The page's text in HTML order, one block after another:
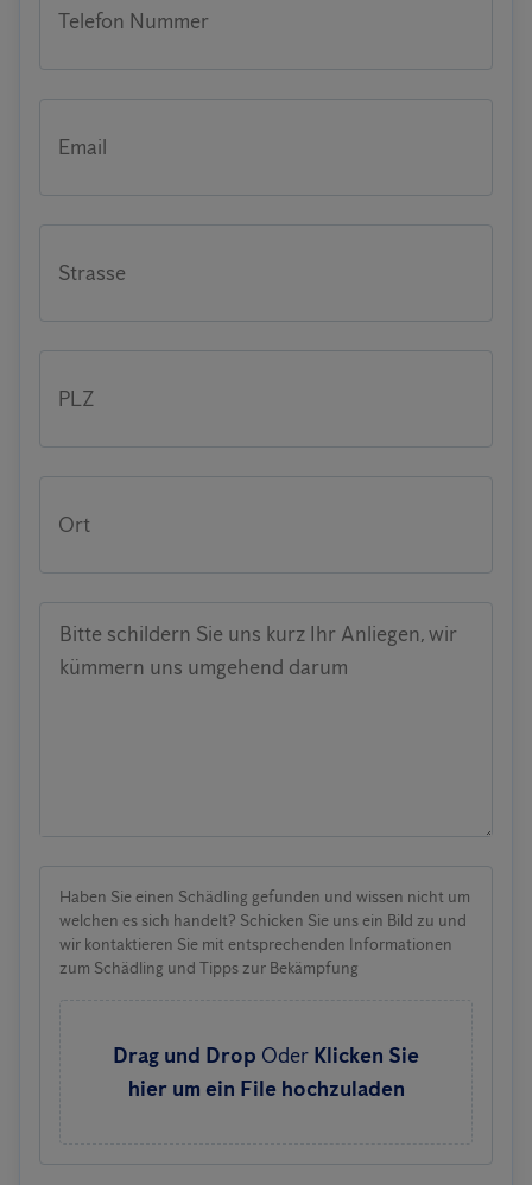
Telefon Nummer
Email
Strasse
PLZ
Ort
Bitte schildern Sie uns kurz Ihr Anliegen, wir
kümmern uns umgehend darum
Haben Sie einen Schädling gefunden und wissen nicht um
welchen es sich handelt? Schicken Sie uns ein Bild zu und
wir kontaktieren Sie mit entsprechenden Informationen
zum Schädling und Tipps zur Bekämpfung
Drag und Drop Oder Klicken Sie
hier um ein File hochzuladen